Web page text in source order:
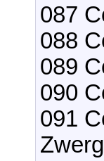
087
088
089
090
091